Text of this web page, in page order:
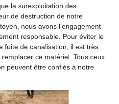
la surexploitation des
de destruction de notre
nous avons l’engagement
responsable. Pour éviter le
fuite de canalisation, il est très
ce matériel. Tous ceux
peuvent être confiés à notre